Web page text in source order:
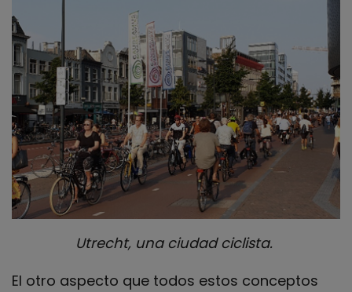
Utrecht, una ciudad ciclista.
El otro aspecto que todos estos conceptos